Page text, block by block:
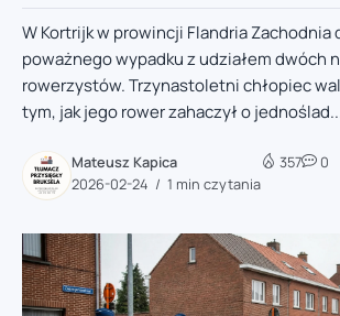
W Kortrijk w prowincji Flandria Zachodnia
poważnego wypadku z udziałem dwóch
rowerzystów. Trzynastoletni chłopiec
tym, jak jego rower zahaczył o
Mateusz Kapica
2026-02-24
1 min czytania
357 0